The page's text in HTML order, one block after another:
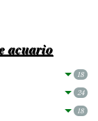
acuario
18
24
18